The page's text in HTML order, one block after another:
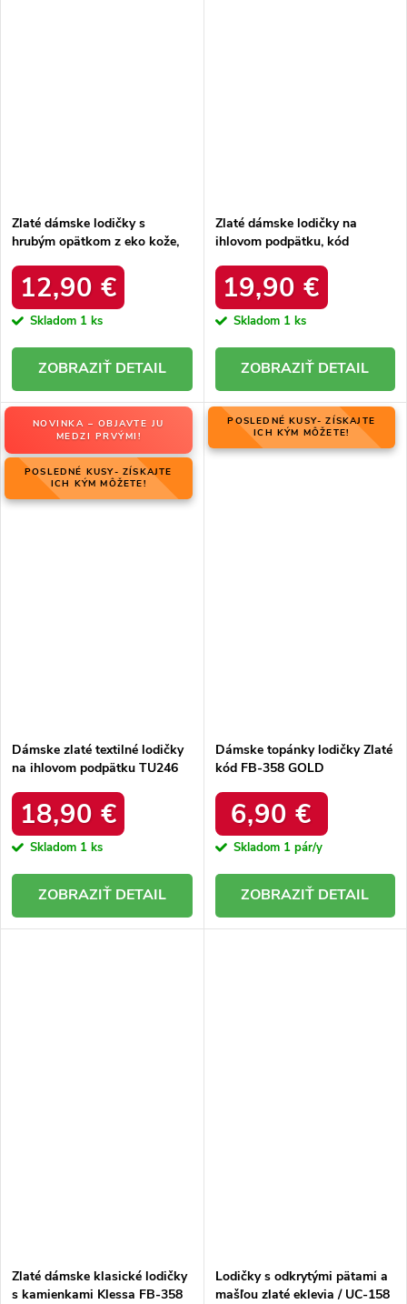
Zlaté dámske lodičky s
hrubým opätkom z eko kože,
NJSK N045 GOLD
12,90 €
Skladom 1 ks
DETAIL
Zlaté dámske lodičky na
ihlovom podpätku, kód
19,90 €
Skladom 1 ks
DETAIL
NOVINKA – OBJAVTE JU
MEDZI PRVÝMI!
POSLEDNÉ KUSY- ZÍSKAJTE
ICH KÝM MÔŽETE!
Dámske zlaté textilné lodičky
na ihlovom podpätku TU246
18,90 €
Skladom 1 ks
DETAIL
POSLEDNÉ KUSY- ZÍSKAJTE
ICH KÝM MÔŽETE!
Dámske topánky lodičky Zlaté
kód FB-358 GOLD
6,90 €
Skladom 1 pár/y
DETAIL
Zlaté dámske klasické lodičky
s kamienkami Klessa FB-358
Lodičky s odkrytými pätami a
mašľou zlaté eklevia / UC-158